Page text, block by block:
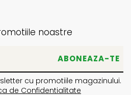
noastre
cu promotiile magazinului.
de Confidentialitate